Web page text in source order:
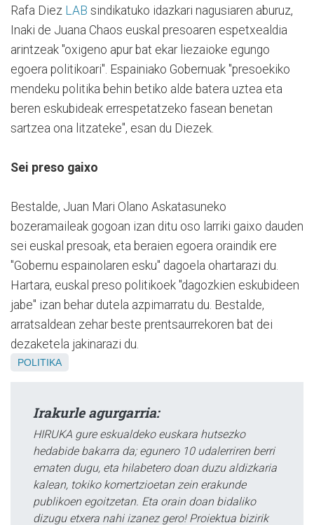
Rafa Diez LAB sindikatuko idazkari nagusiaren aburuz,
Inaki de Juana Chaos euskal presoaren espetxealdia
arintzeak "oxigeno apur bat ekar liezaioke egungo
egoera politikoari". Espainiako Gobernuak "presoekiko
mendeku politika behin betiko alde batera uztea eta
beren eskubideak errespetatzeko fasean benetan
sartzea ona litzateke", esan du Diezek.
Sei preso gaixo
Bestalde, Juan Mari Olano Askatasuneko
bozeramaileak gogoan izan ditu oso larriki gaixo dauden
sei euskal presoak, eta beraien egoera oraindik ere
"Gobernu espainolaren esku" dagoela ohartarazi du.
Hartara, euskal preso politikoek "dagozkien eskubideen
jabe" izan behar dutela azpimarratu du. Bestalde,
arratsaldean zehar beste prentsaurrekoren bat dei
dezaketela jakinarazi du.
POLITIKA
Irakurle agurgarria:
HIRUKA gure eskualdeko euskara hutsezko
hedabide bakarra da; egunero 10 udalerriren berri
ematen dugu, eta hilabetero doan duzu aldizkaria
kalean, tokiko komertzioetan zein erakunde
publikoen egoitzetan. Eta orain doan bidaliko
dizugu etxera nahi izanez gero! Proiektua bizirik